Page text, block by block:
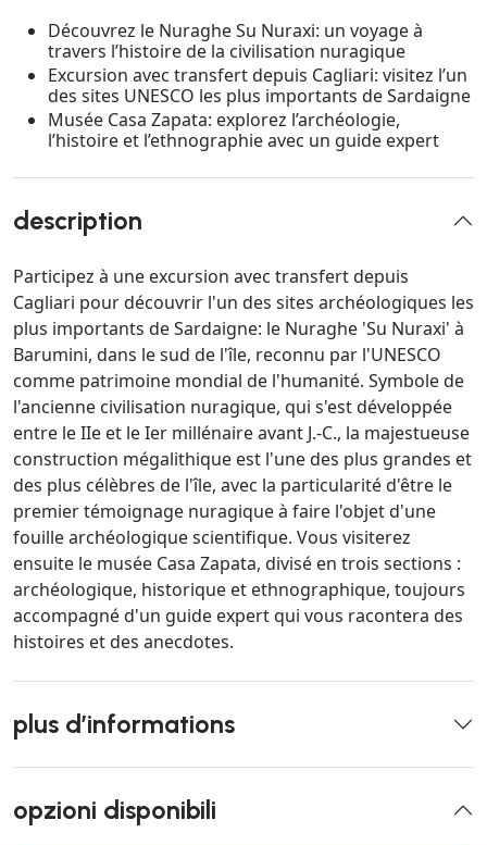
Découvrez le Nuraghe Su Nuraxi: un voyage à
travers l’histoire de la civilisation nuragique
Excursion avec transfert depuis Cagliari: visitez l’un
des sites UNESCO les plus importants de Sardaigne
Musée Casa Zapata: explorez l’archéologie,
l’histoire et l’ethnographie avec un guide expert
description
Participez à une excursion avec transfert depuis
Cagliari pour découvrir l'un des sites archéologiques les
plus importants de Sardaigne: le Nuraghe 'Su Nuraxi' à
Barumini, dans le sud de l'île, reconnu par l'UNESCO
comme patrimoine mondial de l'humanité. Symbole de
l'ancienne civilisation nuragique, qui s'est développée
entre le IIe et le Ier millénaire avant J.-C., la majestueuse
construction mégalithique est l'une des plus grandes et
des plus célèbres de l'île, avec la particularité d'être le
premier témoignage nuragique à faire l'objet d'une
fouille archéologique scientifique. Vous visiterez
ensuite le musée Casa Zapata, divisé en trois sections :
archéologique, historique et ethnographique, toujours
accompagné d'un guide expert qui vous racontera des
histoires et des anecdotes.
plus d’informations
opzioni disponibili